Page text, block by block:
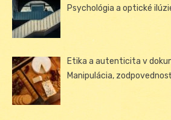
Psychológia a optické
Etika a autenticita v
Manipulácia,